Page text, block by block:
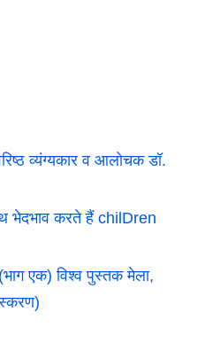
व्यंग्यकार व आलोचक डॉ.
भेदभाव करते हैं chilDren
एक) विश्व पुस्तक मेला,